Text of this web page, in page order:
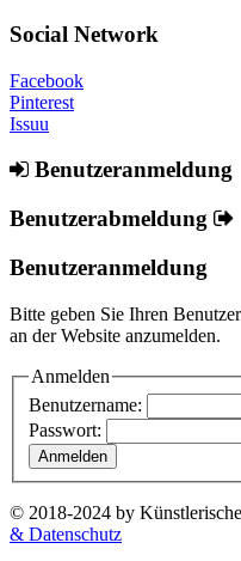
Social Network
Facebook
Pinterest
Issuu
Benutzeranmeldung
Benutzerabmeldung
Benutzeranmeldung
Bitte geben Sie Ihren
an der Website anzumelden.
Anmelden
Benutzername:
Passwort:
© 2018-2024 by
& Datenschutz